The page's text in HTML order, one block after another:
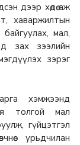
дээр хөдөө аж
хаваржилтын
мал,
зах зээлийн
зэрэг
хэмжээнд
толгой мал
гүйцэтгэл
урьдчилан